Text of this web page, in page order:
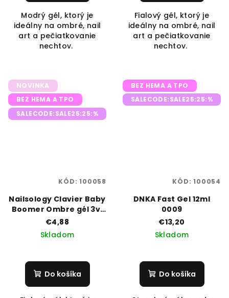
Modrý gél, ktorý je
ideálny na ombré, nail
art a pečiatkovanie
nechtov.
Fialový gél, ktorý je
ideálny na ombré, nail
art a pečiatkovanie
nechtov.
NOVINKA
BEZ HEMA A TPO
SALECODE:SALE25:25:%
Nailsology Clavier Baby
Boomer Ombre gél 3v1
3g R11 „Wildberry”
€4,88
Skladom
Do košíka
KÓD:100058
BEZ HEMA A TPO
SALECODE:SALE25:25:%
DNKA Fast Gel 12ml
0009
€13,20
Skladom
Do košíka
KÓD:100054